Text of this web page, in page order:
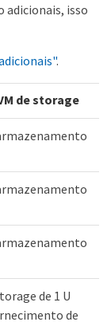
adicionais, isso
.
de storage
de 1 U
de